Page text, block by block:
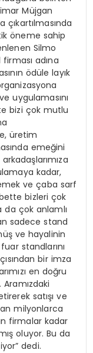
Müjgan
öneme sahip
Silmo
adına
ödüle layık
uygulamasını
bizi çok mutlu
üretim
emeğini
kadar,
ve çaba sarf
bizleri çok
çok anlamlı
sadece stand
ve hayalinin
standlarını
bir imza
en doğru
satışı ve
milyonlarca
firmalar kadar
oluyor. Bu da
dedi.